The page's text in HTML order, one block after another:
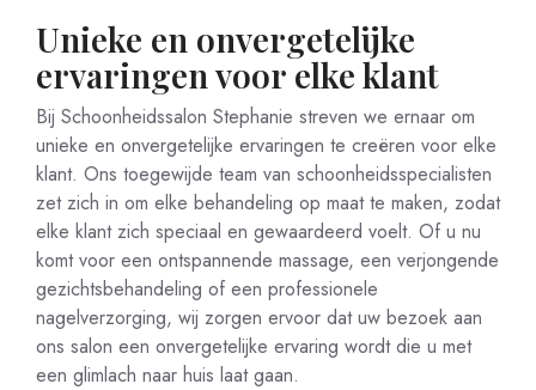
Unieke en onvergetelijke
ervaringen voor elke klant
Bij Schoonheidssalon Stephanie streven we ernaar om
unieke en onvergetelijke ervaringen te creëren voor elke
klant. Ons toegewijde team van schoonheidsspecialisten
zet zich in om elke behandeling op maat te maken, zodat
elke klant zich speciaal en gewaardeerd voelt. Of u nu
komt voor een ontspannende massage, een verjongende
gezichtsbehandeling of een professionele
nagelverzorging, wij zorgen ervoor dat uw bezoek aan
ons salon een onvergetelijke ervaring wordt die u met
een glimlach naar huis laat gaan.